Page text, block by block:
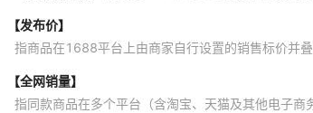
【发布价】
指商品在1688平台上由商家自行设置的销售标价并
【全网销量】
指同款商品在多个平台（含淘宝、天猫及其他电子商